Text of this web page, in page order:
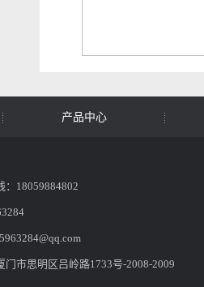
产品中心
：18059884802
门市思明区吕岭路1733号-2008-2009